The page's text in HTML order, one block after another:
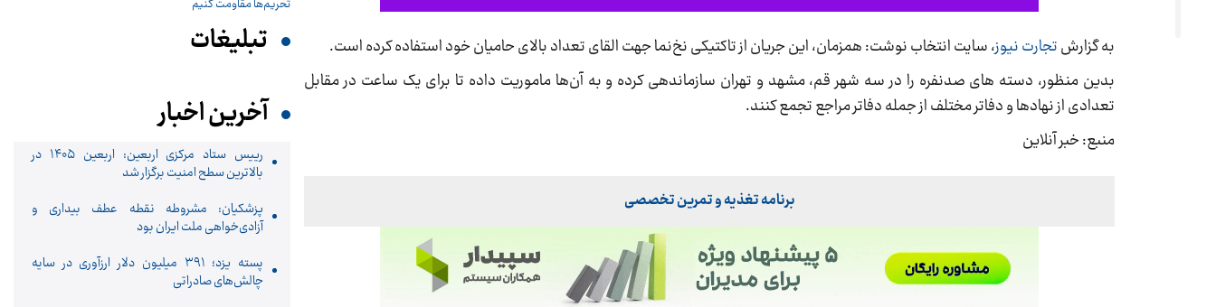
به گزارشتجارت نیوز، سایت انتخاب نوشت: همزمان، این جریان از تاکتیکی نخ‌نما جهت القای تعداد بالای حامیان خود استفاده کرده است.
بدین منظور، دسته های صدنفره را در سه شهر قم، مشهد و تهران سازماندهی کرده و به آن‌ها ماموریت داده تا برای یک ساعت در مقابل
تعدادی از نهادها و دفاتر مختلف از جمله دفاتر مراجع تجمع کنند.
منبع: خبر آنلاین
برنامه تغذیه و تمرین تخصصی
تبلیغات
آخرین اخبار
رییس ستاد مرکزی اربعین: اربعین ۱۴۰۵ در
بالاترین سطح امنیت برگزار شد
پزشکیان: مشروطه نقطه عطف بیداری و
آزادی‌خواهی ملت ایران بود
پسته یزد؛ ۳۹۱ میلیون دلار ارزآوری در سایه
چالش‌های صادراتی